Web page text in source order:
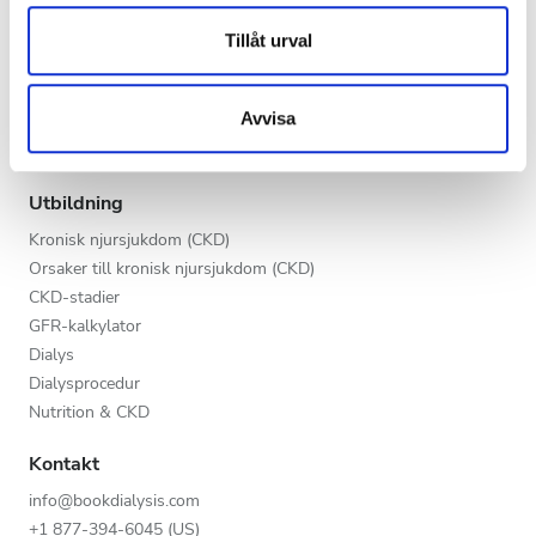
annons- och analysföretag som vi samarbetar med.
Dessa kan i sin tur kombinera informationen med annan
samlat in när du har använt deras tjänster.
Tillåt urval
Avvisa
Kväll
Betyg
Bra
Väldigt bra
Utmärkt
Lista din klinik
Partners
Utbildning
Kronisk njursjukdom (CKD)
Orsaker till kronisk njursjukdom (CKD)
CKD-stadier
GFR-kalkylator
Dialys
Dialysprocedur
Nutrition & CKD
Kontakt
info@bookdialysis.com
+1 877-394-6045 (US)